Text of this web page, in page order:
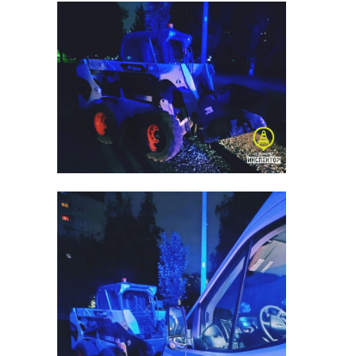
превращается в символ
обнадеживающих вестей для тех,
кто их ожидает в трудные
времена.
Русский авангард рассматривал
коммуникацию в контексте
глобальных масштабов. В 1921 году
Велимир Хлебников возлагал на
человечества. Владимир Татлин в
своем проекте башни "Памятник
III Интернационалу" задумал в
верхнем движущемся цилиндре
"Радио Коминтерна".
Произведение Аристарха
Чернышева и Алексея Шульгина
"3G International" отдает дань